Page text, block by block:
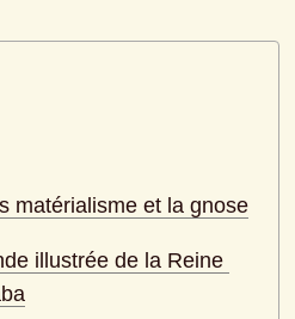
matérialisme et la gnose
illustrée de la Reine